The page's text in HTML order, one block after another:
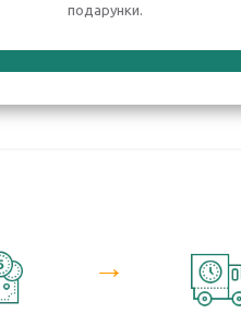
подарунки.
→